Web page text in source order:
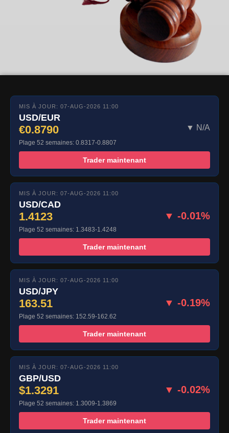
MIS À JOUR: 07-AUG-2026 11:00
USD/EUR
€0.8790 ▼ N/A
Plage 52 semaines: 0.8317-0.8807
Trader maintenant
MIS À JOUR: 07-AUG-2026 11:00
USD/CAD
1.4123 ▼ -0.01%
Plage 52 semaines: 1.3483-1.4248
Trader maintenant
MIS À JOUR: 07-AUG-2026 11:00
USD/JPY
163.51 ▼ -0.19%
Plage 52 semaines: 152.59-162.62
Trader maintenant
MIS À JOUR: 07-AUG-2026 11:00
GBP/USD
$1.3291 ▼ -0.02%
Plage 52 semaines: 1.3009-1.3869
Trader maintenant